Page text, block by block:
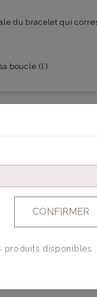
du bracelet qui
boucle (l’).
CONFIRMER
produits disponibles